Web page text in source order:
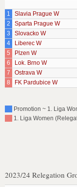
1
Slavia Prague W
2
Sparta Prague W
3
Slovacko W
4
Liberec W
5
Plzen W
6
Lok. Brno W
7
Ostrava W
8
FK Pardubice W
Promotion ~ 1. Liga
1. Liga Women
2023/24 Relegation